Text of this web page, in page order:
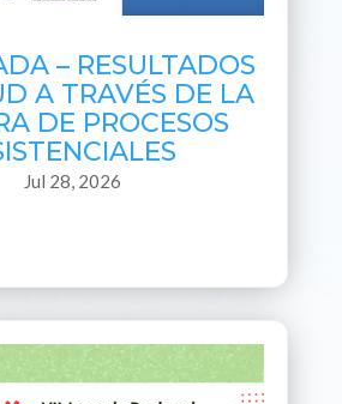
– RESULTADOS
A TRAVÉS DE LA
DE PROCESOS
Jul 28, 2026